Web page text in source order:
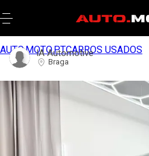
AUTO.MOTO.PTCARROS USADOS
IA Automotive
Braga